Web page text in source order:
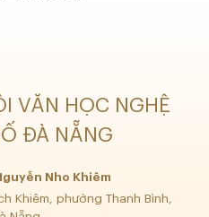
VĂN HỌC NGHỆ
ĐÀ NẴNG
Nho Khiêm
Khiêm, phường Thanh Bình,